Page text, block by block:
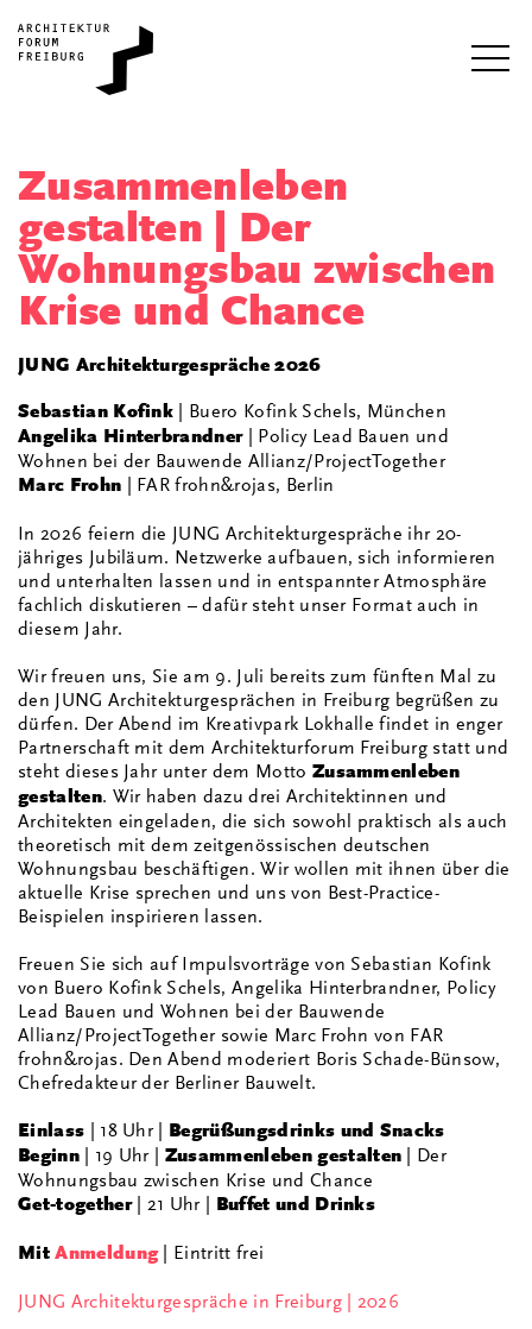
Zusammenleben
gestalten | Der
Wohnungsbau zwischen
Krise und Chance
JUNG Architekturgespräche 2026
Sebastian Kofink | Buero Kofink Schels, München
Angelika Hinterbrandner| Policy Lead Bauen und
Wohnen bei der Bauwende Allianz/ProjectTogether
Marc Frohn | FAR frohn&rojas, Berlin
In 2026 feiern die JUNG Architekturgespräche ihr 20-
jähriges Jubiläum. Netzwerke aufbauen, sich informieren
und unterhalten lassen und in entspannter Atmosphäre
fachlich diskutieren – dafür steht unser Format auch in
diesem Jahr.
Wir freuen uns, Sie am 9. Juli bereits zum fünften Mal zu
den JUNG Architekturgesprächen in Freiburg begrüßen zu
dürfen. Der Abend im Kreativpark Lokhalle findet in enger
Partnerschaft mit dem Architekturforum Freiburg statt und
steht dieses Jahr unter dem Motto Zusammenleben
gestalten. Wir haben dazu drei Architektinnen und
Architekten eingeladen, die sich sowohl praktisch als auch
theoretisch mit dem zeitgenössischen deutschen
Wohnungsbau beschäftigen. Wir wollen mit ihnen über die
aktuelle Krise sprechen und uns von Best-Practice-
Beispielen inspirieren lassen.
Freuen Sie sich auf Impulsvorträge von Sebastian Kofink
von Buero Kofink Schels, Angelika Hinterbrandner, Policy
Lead Bauen und Wohnen bei der Bauwende
Allianz/ProjectTogether sowie Marc Frohn von FAR
frohn&rojas. Den Abend moderiert Boris Schade-Bünsow,
Chefredakteur der Berliner Bauwelt.
Einlass | 18 Uhr | Begrüßungsdrinks und Snacks
Beginn
| 19 Uhr | Zusammenleben gestalten | Der
Wohnungsbau zwischen Krise und Chance
Get-together| 21 Uhr | Buffet und Drinks
MitAnmeldung| Eintritt frei
JUNG Architekturgespräche in Freiburg | 2026